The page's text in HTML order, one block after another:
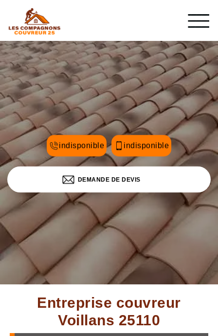
indisponible indisponible
DEMANDE DE DEVIS
Entreprise couvreur
Voillans 25110